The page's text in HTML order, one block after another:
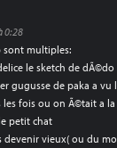
0:28
sont multiples:
le sketch de dÃ©do
gugusse de paka a vu
fois ou on Ã©tait a la
petit chat
devenir vieux( ou du